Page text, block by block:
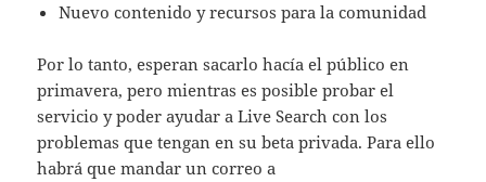
Nuevo contenido y recursos para la comunidad
Por lo tanto, esperan sacarlo hacía el público en
primavera, pero mientras es posible probar el
servicio y poder ayudar a Live Search con los
problemas que tengan en su beta privada. Para ello
habrá que mandar un correo a